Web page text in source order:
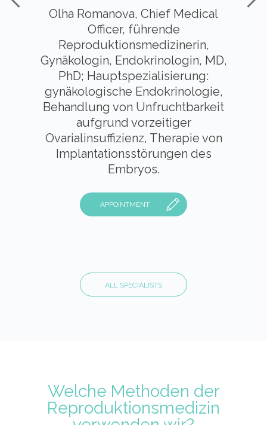
Olha Romanova, Chief Medical
Officer, führende
Reproduktionsmedizinerin,
Gynäkologin, Endokrinologin, MD,
PhD; Hauptspezialisierung:
gynäkologische Endokrinologie,
Behandlung von Unfruchtbarkeit
aufgrund vorzeitiger
Ovarialinsuffizienz, Therapie von
Implantationsstörungen des
Embryos.
APPOINTMENT
ALL SPECIALISTS
Welche Methoden der
Reproduktionsmedizin